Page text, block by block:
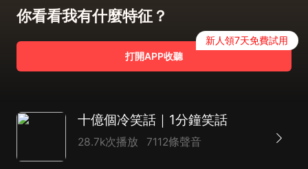
你看看我有什麼特征？
打開APP收聽
新人領7天免費試用
十億個冷笑話｜1分鐘笑話
28.7k次播放 7112條聲音